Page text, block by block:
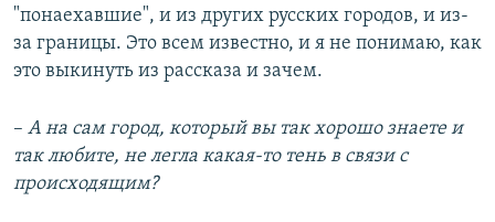
"понаехавшие", и из других русских городов, и из-
за границы. Это всем известно, и я не понимаю, как
это выкинуть из рассказа и зачем.
– А на сам город, который вы так хорошо знаете и
так любите, не легла какая-то тень в связи с
происходящим?